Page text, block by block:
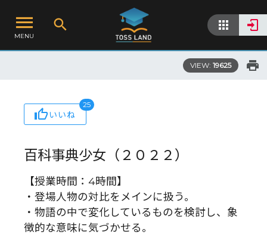
MENU
VIEW: 19625
いいね
25
百科事典少女（２０２２）
【授業時間：4時間】
・登場人物の対比をメインに扱う。
・物語の中で変化しているものを検討し、象
徴的な意味に気づかせる。